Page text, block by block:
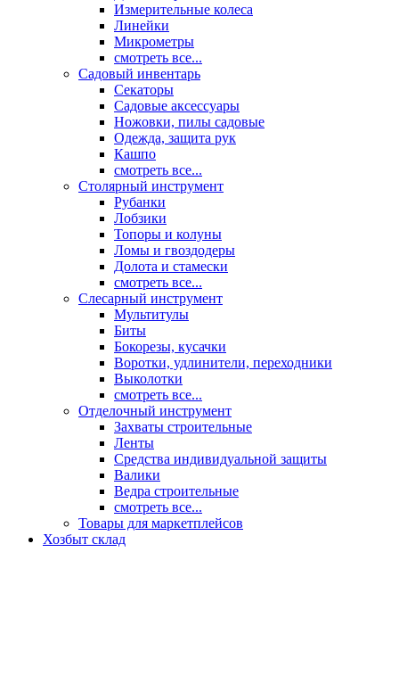
Измерительные колеса
Линейки
Микрометры
смотреть все...
Садовый инвентарь
Секаторы
Садовые аксессуары
Ножовки, пилы садовые
Одежда, защита рук
Кашпо
смотреть все...
Столярный инструмент
Рубанки
Лобзики
Топоры и колуны
Ломы и гвоздодеры
Долота и стамески
смотреть все...
Слесарный инструмент
Мультитулы
Биты
Бокорезы, кусачки
Воротки, удлинители, переходники
Выколотки
смотреть все...
Отделочный инструмент
Захваты строительные
Ленты
Средства индивидуальной защиты
Валики
Ведра строительные
смотреть все...
Товары для маркетплейсов
Хозбыт склад